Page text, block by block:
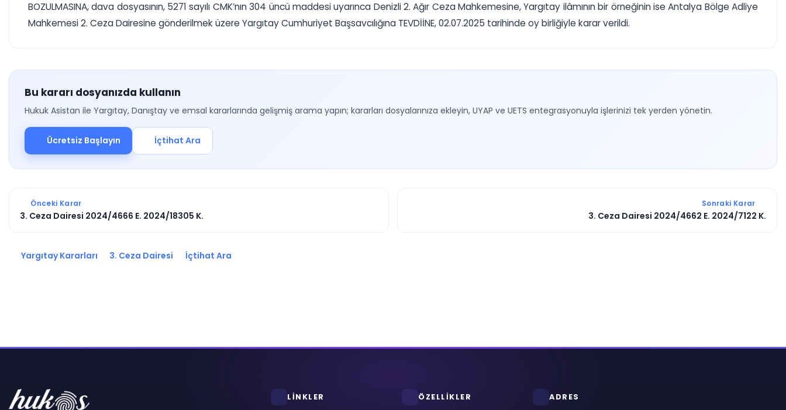
BOZULMASINA, dava dosyasının, 5271 sayılı CMK’nın 304 üncü maddesi uyarınca Denizli 2. Ağır Ceza Mahkemesine, Yargıtay ilâmının bir örneğinin ise Antalya Bölge Adliye
Mahkemesi 2. Ceza Dairesine gönderilmek üzere Yargıtay Cumhuriyet Başsavcılığına TEVDİİNE, 02.07.2025 tarihinde oy birliğiyle karar verildi.
Bu kararı dosyanızda kullanın
Hukuk Asistan ile Yargıtay, Danıştay ve emsal kararlarında gelişmiş arama yapın; kararları dosyalarınıza ekleyin, UYAP ve UETS entegrasyonuyla işlerinizi tek yerden yönetin.
Ücretsiz Başlayın İçtihat Ara
Önceki Karar
3. Ceza Dairesi 2024/4666 E. 2024/18305 K.
Sonraki Karar
3. Ceza Dairesi 2024/4662 E. 2024/7122 K.
Yargıtay Kararları 3. Ceza Dairesi İçtihat Ara
LİNKLER ÖZELLİKLER ADRES